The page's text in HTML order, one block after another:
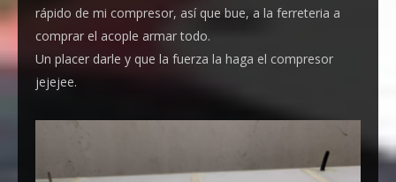
rápido de mi compresor, así que bue, a la ferreteria a
comprar el acople armar todo.
Un placer darle y que la fuerza la haga el compresor
jejejee.